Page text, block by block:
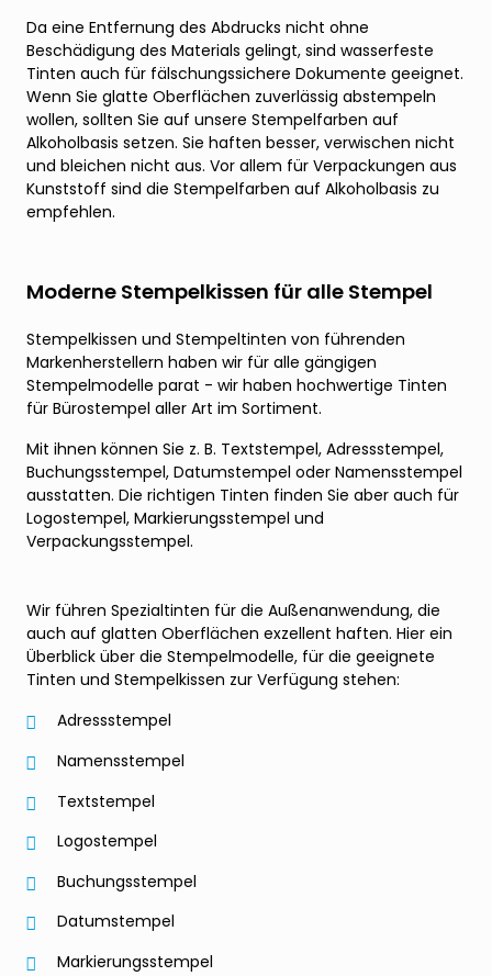
Da eine Entfernung des Abdrucks nicht ohne
Beschädigung des Materials gelingt, sind wasserfeste
Tinten auch für fälschungssichere Dokumente geeignet.
Wenn Sie glatte Oberflächen zuverlässig abstempeln
wollen, sollten Sie auf unsere Stempelfarben auf
Alkoholbasis setzen. Sie haften besser, verwischen nicht
und bleichen nicht aus. Vor allem für Verpackungen aus
Kunststoff sind die Stempelfarben auf Alkoholbasis zu
empfehlen.
Moderne Stempelkissen für alle Stempel
Stempelkissen und Stempeltinten von führenden
Markenherstellern haben wir für alle gängigen
Stempelmodelle parat - wir haben hochwertige Tinten
für Bürostempel aller Art im Sortiment.
Mit ihnen können Sie z. B. Textstempel, Adressstempel,
Buchungsstempel, Datumstempel oder Namensstempel
ausstatten. Die richtigen Tinten finden Sie aber auch für
Logostempel, Markierungsstempel und
Verpackungsstempel.
Wir führen Spezialtinten für die Außenanwendung, die
auch auf glatten Oberflächen exzellent haften. Hier ein
Überblick über die Stempelmodelle, für die geeignete
Tinten und Stempelkissen zur Verfügung stehen:
Adressstempel
Namensstempel
Textstempel
Logostempel
Buchungsstempel
Datumstempel
Markierungsstempel